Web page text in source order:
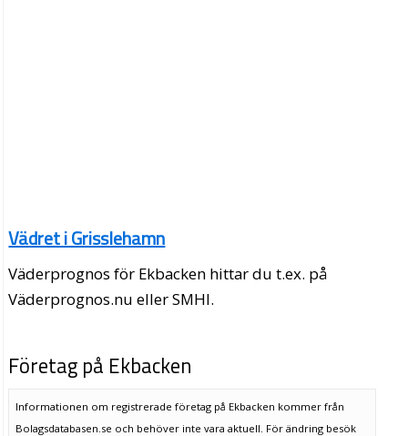
Vädret i Grisslehamn
Väderprognos för Ekbacken hittar du t.ex. på
Väderprognos.nu eller SMHI.
Företag på Ekbacken
Informationen om registrerade företag på Ekbacken kommer från
Bolagsdatabasen.se och behöver inte vara aktuell. För ändring besök